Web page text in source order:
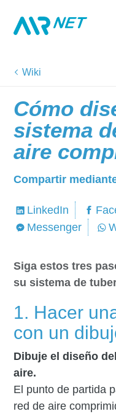
Wiki
Cómo
sistema
aire
Compartir
LinkedIn
Messenger
Siga estos tres
su sistema de
1. Hacer
con un
Dibuje el diseño
aire.
El punto de partida
red de aire